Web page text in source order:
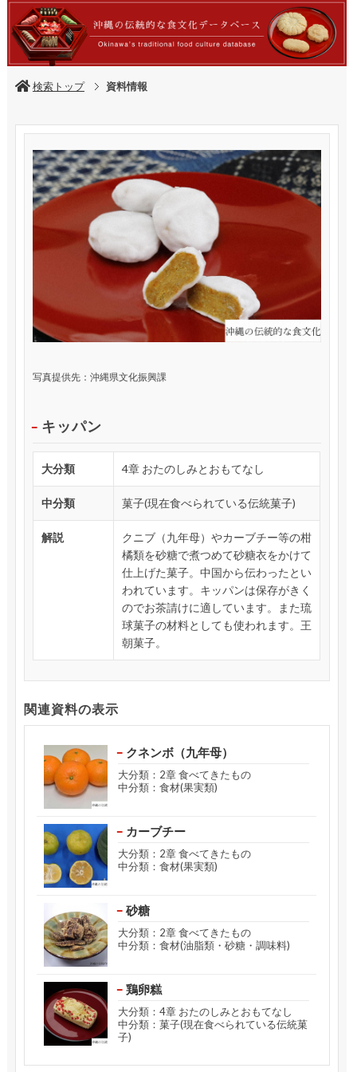
検索トップ 資料情報
写真提供先：沖縄県文化振興課
キッパン
大分類 4章 おたのしみとおもてなし
中分類 菓子(現在食べられている伝統菓子)
解説
クニブ（九年母）やカーブチー等の柑
橘類を砂糖で煮つめて砂糖衣をかけて
仕上げた菓子。中国から伝わったとい
われています。キッパンは保存がきく
のでお茶請けに適しています。また琉
球菓子の材料としても使われます。王
朝菓子。
関連資料の表示
クネンボ（九年母）
大分類：2章 食べてきたもの
中分類：食材(果実類)
カーブチー
大分類：2章 食べてきたもの
中分類：食材(果実類)
砂糖
大分類：2章 食べてきたもの
中分類：食材(油脂類・砂糖・調味料)
鶏卵糕
大分類：4章 おたのしみとおもてなし
中分類：菓子(現在食べられている伝統菓
子)